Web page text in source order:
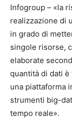
Infogroup – «la
realizzazione di
in grado di
singole risorse,
elaborate
quantità di dati è
una piattaforma
strumenti big-
tempo reale».